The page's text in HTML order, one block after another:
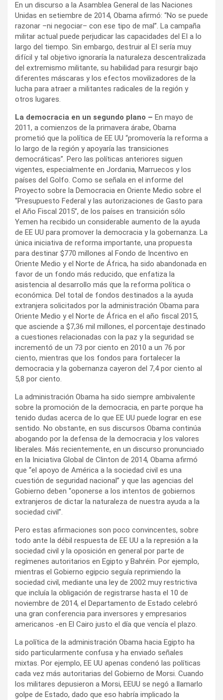
En un discurso a la Asamblea General de las Naciones
Unidas en setiembre de 2014, Obama afirmó: “No se puede
razonar –ni negociar– con ese tipo de mal”. La campaña
militar actual puede perjudicar las capacidades del EI a lo
largo del tiempo. Sin embargo, destruir al EI sería muy
difícil y tal objetivo ignoraría la naturaleza descentralizada
del extremismo militante, su habilidad para resurgir bajo
diferentes máscaras y los efectos movilizadores de la
lucha para atraer a militantes radicales de la región y
otros lugares.
La democracia en un segundo plano – En mayo de
2011, a comienzos de la primavera árabe, Obama
prometió que la política de EE UU “promovería la reforma a
lo largo de la región y apoyaría las transiciones
democráticas”. Pero las políticas anteriores siguen
vigentes, especialmente en Jordania, Marruecos y los
países del Golfo. Como se señala en el informe del
Proyecto sobre la Democracia en Oriente Medio sobre el
“Presupuesto Federal y las autorizaciones de Gasto para
el Año Fiscal 2015”, de los países en transición sólo
Yemen ha recibido un considerable aumento de la ayuda
de EE UU para promover la democracia y la gobernanza. La
única iniciativa de reforma importante, una propuesta
para destinar $770 millones al Fondo de Incentivo en
Oriente Medio y el Norte de África, ha sido abandonada en
favor de un fondo más reducido, que enfatiza la
asistencia al desarrollo más que la reforma política o
económica. Del total de fondos destinados a la ayuda
extranjera solicitados por la administración Obama para
Oriente Medio y el Norte de África en el año fiscal 2015,
que asciende a $7,36 mil millones, el porcentaje destinado
a cuestiones relacionadas con la paz y la seguridad se
incrementó de un 73 por ciento en 2010 a un 76 por
ciento, mientras que los fondos para fortalecer la
democracia y la gobernanza cayeron del 7,4 por ciento al
5,8 por ciento.
La administración Obama ha sido siempre ambivalente
sobre la promoción de la democracia, en parte porque ha
tenido dudas acerca de lo que EE UU puede lograr en ese
sentido. No obstante, en sus discursos Obama continúa
abogando por la defensa de la democracia y los valores
liberales. Más recientemente, en un discurso pronunciado
en la Iniciativa Global de Clinton de 2014, Obama afirmó
que “el apoyo de América a la sociedad civil es una
cuestión de seguridad nacional” y que las agencias del
Gobierno deben “oponerse a los intentos de gobiernos
extranjeros de dictar la naturaleza de nuestra ayuda a la
sociedad civil”.
Pero estas afirmaciones son poco convincentes, sobre
todo ante la débil respuesta de EE UU a la represión a la
sociedad civil y la oposición en general por parte de
regímenes autoritarios en Egipto y Bahréin. Por ejemplo,
mientras el Gobierno egipcio seguía reprimiendo la
sociedad civil, mediante una ley de 2002 muy restrictiva
que incluía la obligación de registrarse hasta el 10 de
noviembre de 2014, el Departamento de Estado celebró
una gran conferencia para inversores y empresarios
americanos -en El Cairo justo el día que vencía el plazo.
La política de la administración Obama hacia Egipto ha
sido particularmente confusa y ha enviado señales
mixtas. Por ejemplo, EE UU apenas condenó las políticas
cada vez más autoritarias del Gobierno de Morsi. Cuando
los militares depusieron a Morsi, EEUU se negó a llamarlo
golpe de Estado, dado que eso habría implicado la